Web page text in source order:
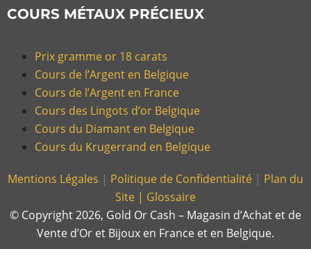
COURS MÉTAUX PRÉCIEUX
Prix gramme or 18 carats
Cours de l’Argent en Belgique
Cours de l’Argent en France
Cours des Lingots d’or Belgique
Cours du Diamant en Belgique
Cours du Krugerrand en Belgique
Mentions Légales | Politique de Confidentialité | Plan du
Site | Glossaire
© Copyright 2026, Gold Or Cash – Magasin d’Achat et de
Vente d’Or et Bijoux en France et en Belgique.